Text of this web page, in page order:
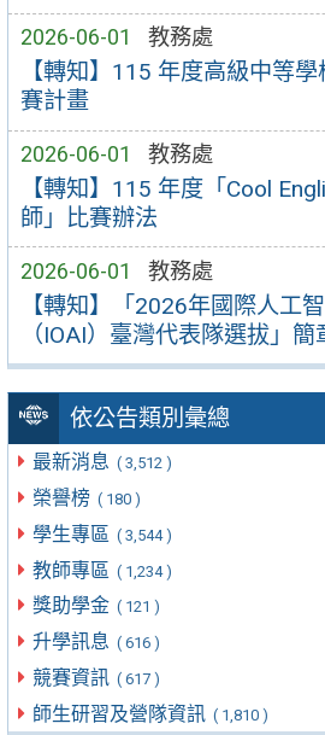
2026-06-01 教務處
【轉知】115 年度高級中等
賽計畫
2026-06-01 教務處
【轉知】115 年度「Cool
師」比賽辦法
2026-06-01 教務處
【轉知】「2026年國際人工
（IOAI）臺灣代表隊選拔」簡
依公告類別彙總
最新消息 ( 3,512 )
榮譽榜 ( 180 )
學生專區 ( 3,544 )
教師專區 ( 1,234 )
獎助學金 ( 121 )
升學訊息 ( 616 )
競賽資訊 ( 617 )
師生研習及營隊資訊 ( 1,810 )